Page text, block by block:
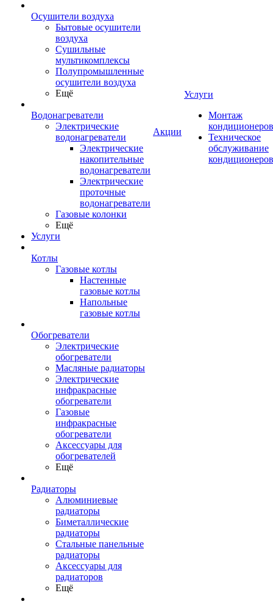
Осушители воздуха
Бытовые осушители
воздуха
Сушильные
мультикомплексы
Полупромышленные
осушители воздуха
Ещё
Водонагреватели
Электрические
водонагреватели
Электрические
накопительные
водонагреватели
Электрические
проточные
водонагреватели
Газовые колонки
Ещё
Услуги
Котлы
Газовые котлы
Настенные
газовые котлы
Напольные
газовые котлы
Обогреватели
Электрические
обогреватели
Масляные радиаторы
Электрические
инфракрасные
обогреватели
Газовые
инфракрасные
обогреватели
Аксессуары для
обогревателей
Ещё
Радиаторы
Алюминиевые
радиаторы
Биметаллические
радиаторы
Стальные панельные
радиаторы
Аксессуары для
радиаторов
Ещё
Акции
Услуги
Монтаж
кондиционеров
Техническое
обслуживание
кондиционеров